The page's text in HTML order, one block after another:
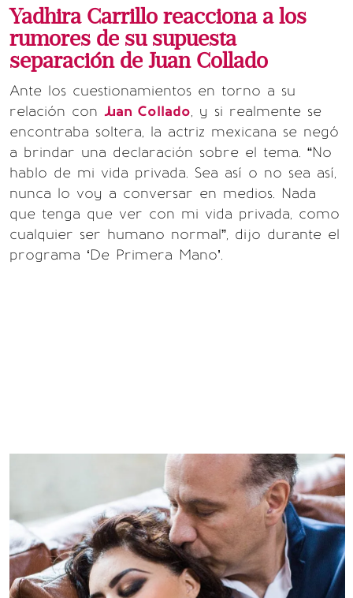
Yadhira Carrillo reacciona a los
rumores de su supuesta
separación de Juan Collado
Ante los cuestionamientos en torno a su
relación con Juan Collado, y si realmente se
encontraba soltera, la actriz mexicana se negó
a brindar una declaración sobre el tema. “No
hablo de mi vida privada. Sea así o no sea así,
nunca lo voy a conversar en medios. Nada
que tenga que ver con mi vida privada, como
cualquier ser humano normal”, dijo durante el
programa ‘De Primera Mano’.